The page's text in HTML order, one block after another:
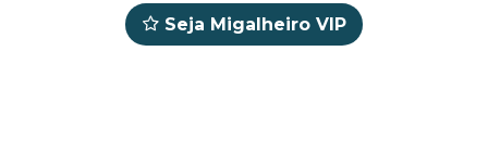
Seja Migalheiro VIP